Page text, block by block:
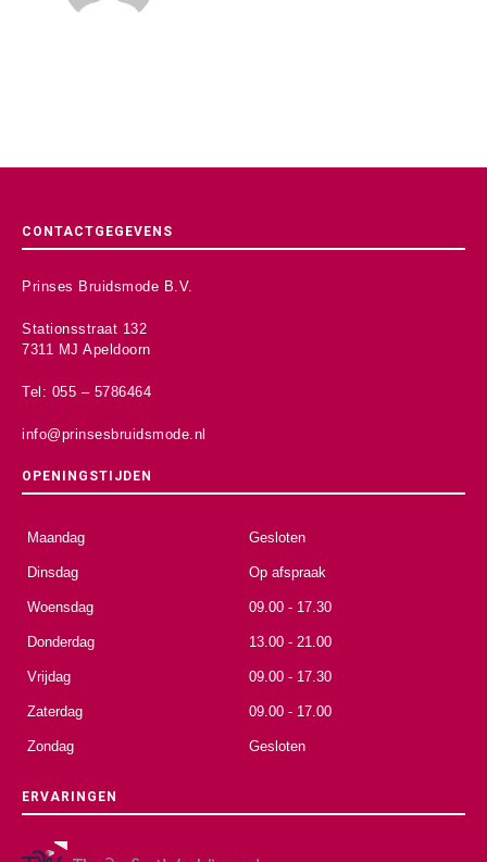
CONTACTGEGEVENS
Prinses Bruidsmode B.V.
Stationsstraat 132
7311 MJ Apeldoorn
Tel: 055 – 5786464
info@prinsesbruidsmode.nl
OPENINGSTIJDEN
Maandag Gesloten
Dinsdag Op afspraak
Woensdag 09.00 - 17.30
Donderdag 13.00 - 21.00
Vrijdag 09.00 - 17.30
Zaterdag 09.00 - 17.00
Zondag Gesloten
ERVARINGEN